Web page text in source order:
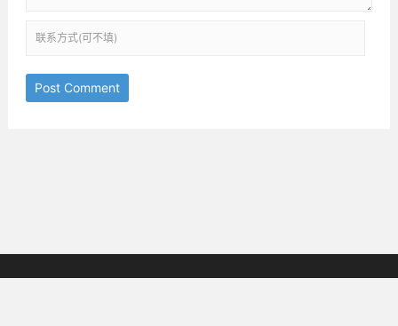
Post Comment